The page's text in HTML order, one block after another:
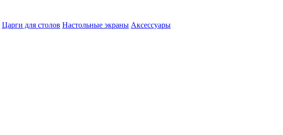
Царги для столов Настольные экраны Аксессуары